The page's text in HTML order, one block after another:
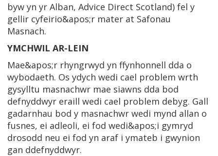
byw yn yr Alban, Advice Direct Scotland) fel y
gellir cyfeirio&apos;r mater at Safonau
Masnach.
YMCHWIL AR-LEIN
Mae&apos;r rhyngrwyd yn ffynhonnell dda o
wybodaeth. Os ydych wedi cael problem wrth
gysylltu masnachwr mae siawns dda bod
defnyddwyr eraill wedi cael problem debyg. Gall
gadarnhau bod y masnachwr wedi mynd allan o
fusnes, ei adleoli, ei fod wedi&apos;i gymryd
drosodd neu ei fod yn araf i ymateb i gwynion
gan ddefnyddwyr.